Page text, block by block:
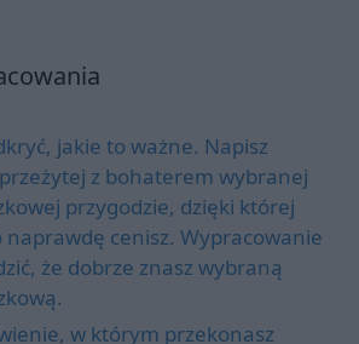
jakie to ważne. Napisz
z bohaterem wybranej
przygodzie, dzięki której
naprawdę cenisz. Wypracowanie
że dobrze znasz wybraną
w którym przekonasz